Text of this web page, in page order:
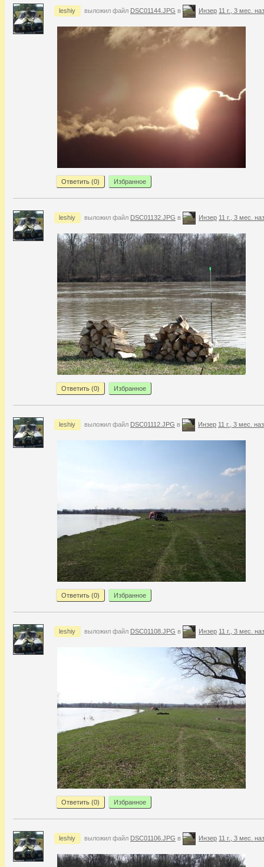
leshiy выложил файл DSC01144.JPG в Инзер 11 г., 3 мес.
Ответить (0) Избранное
leshiy выложил файл DSC01132.JPG в Инзер 11 г., 3 мес.
Ответить (0) Избранное
leshiy выложил файл DSC01112.JPG в Инзер 11 г., 3 мес.
Ответить (0) Избранное
leshiy выложил файл DSC01108.JPG в Инзер 11 г., 3 мес.
Ответить (0) Избранное
leshiy выложил файл DSC01106.JPG в Инзер 11 г., 3 мес.